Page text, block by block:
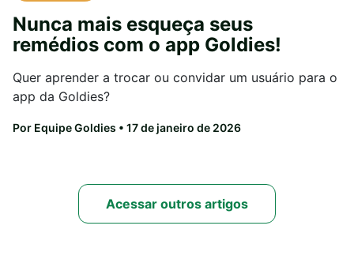
Nunca mais esqueça seus
remédios com o app Goldies!
Quer aprender a trocar ou convidar um usuário para o
app da Goldies?
Por Equipe Goldies • 17 de janeiro de 2026
Acessar outros artigos